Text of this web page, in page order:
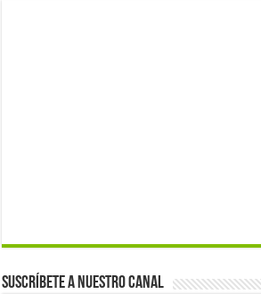
Suscríbete a nuestro canal